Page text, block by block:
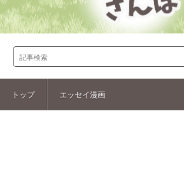
トップ エッセイ漫画